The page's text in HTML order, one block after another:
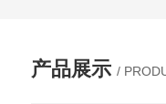
产品展示 /